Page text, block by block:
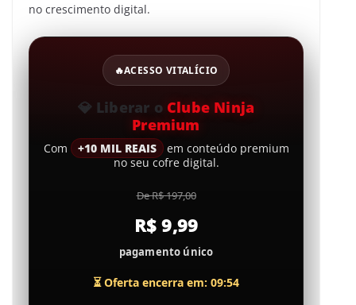
no crescimento digital.
🔥ACESSO VITALÍCIO
💎 Liberar o Clube Ninja
Premium
Com +10 MIL REAIS em conteúdo premium
no seu cofre digital.
De R$ 197,00
R$ 9,99
pagamento único
⏳ Oferta encerra em: 09:53